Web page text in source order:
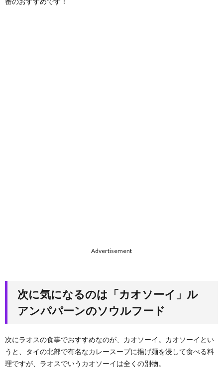
Advertisement
次に気になるのは「カオソーイ」ル
アンパパーンのソウルフード
次にラオスの食事でおすすめなのが、カオソーイ。カオソーイとい
うと、タイの北部で有名なカレースープに揚げ麺を浸して食べる料
理ですが、ラオスでいうカオソーイは全くの別物。